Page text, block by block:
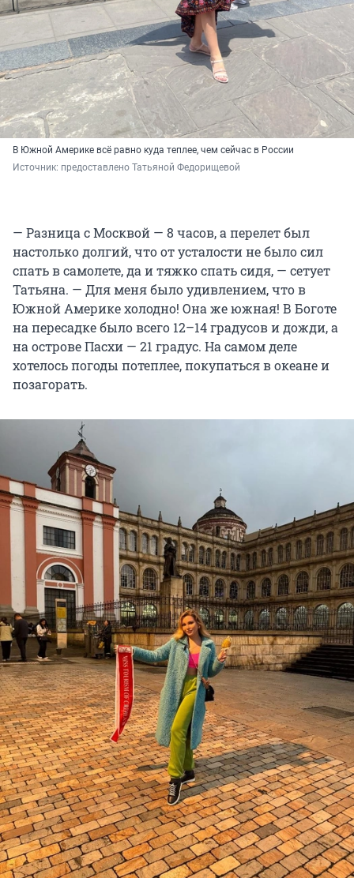
В Южной Америке всё равно куда теплее, чем сейчас в России
Источник: предоставлено Татьяной Федорищевой
— Разница с Москвой — 8 часов, а перелет был
настолько долгий, что от усталости не было сил
спать в самолете, да и тяжко спать сидя, — сетует
Татьяна. — Для меня было удивлением, что в
Южной Америке холодно! Она же южная! В Боготе
на пересадке было всего 12–14 градусов и дожди, а
на острове Пасхи — 21 градус. На самом деле
хотелось погоды потеплее, покупаться в океане и
позагорать.